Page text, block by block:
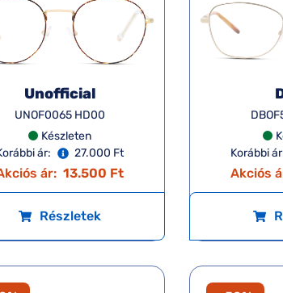
Unofficial
UNOF0065 HD00
Készleten
ár:
27.000 Ft
ár: 13.500 Ft
Részletek
Korábbi
Akciós